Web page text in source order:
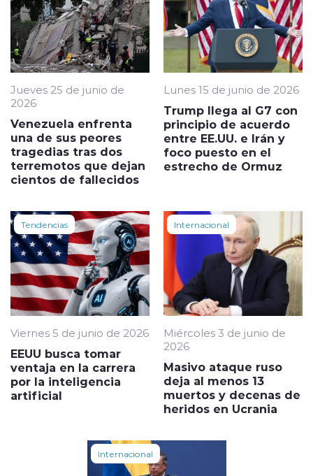
Jueves 25 de junio de
2026
Venezuela enfrenta
una de sus peores
tragedias tras dos
terremotos que dejan
cientos de fallecidos
Lunes 15 de junio de 2026
Trump llega al G7 con
principio de acuerdo
entre EE.UU. e Irán y
foco puesto en el
estrecho de Ormuz
Tendencias
Viernes 5 de junio de 2026
EEUU busca tomar
ventaja en la carrera
por la inteligencia
artificial
Internacional
Miércoles 3 de junio de
2026
Masivo ataque ruso
deja al menos 13
muertos y decenas de
heridos en Ucrania
Internacional